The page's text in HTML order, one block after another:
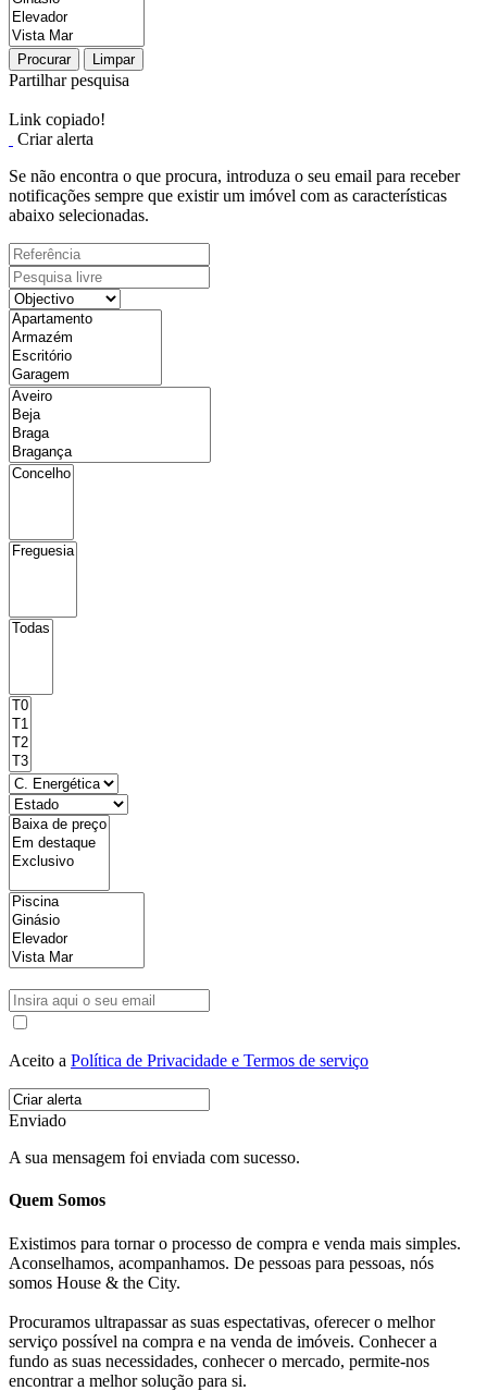
Procurar Limpar
Partilhar pesquisa
Link copiado!
Criar alerta
Se não encontra o que procura, introduza o seu email para receber
notificações sempre que existir um imóvel com as características
abaixo selecionadas.
Aceito a Política de Privacidade e Termos de serviço
Enviado
A sua mensagem foi enviada com sucesso.
Quem Somos
Existimos para tornar o processo de compra e venda mais simples.
Aconselhamos, acompanhamos. De pessoas para pessoas, nós
somos House & the City.
Procuramos ultrapassar as suas espectativas, oferecer o melhor
serviço possível na compra e na venda de imóveis. Conhecer a
fundo as suas necessidades, conhecer o mercado, permite-nos
encontrar a melhor solução para si.